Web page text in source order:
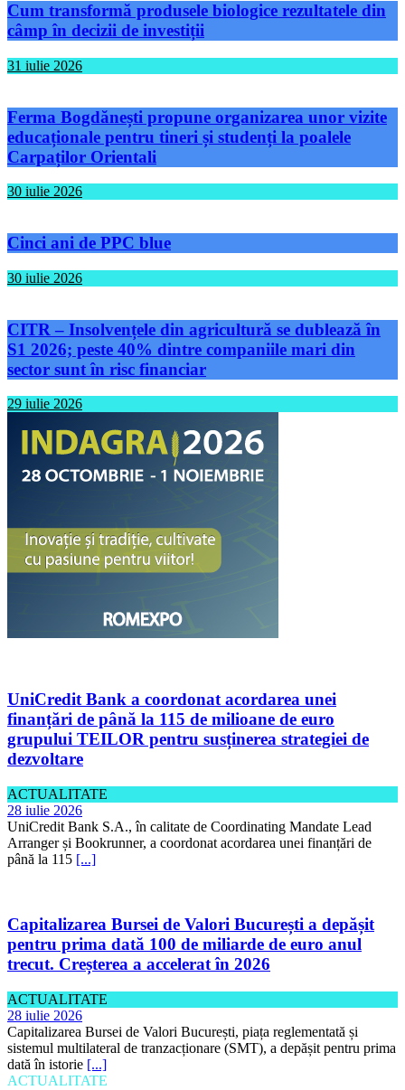
Cum transformă produsele biologice rezultatele din
câmp în decizii de investiții
31 iulie 2026
Ferma Bogdănești propune organizarea unor vizite
educaționale pentru tineri și studenți la poalele
Carpaților Orientali
30 iulie 2026
Cinci ani de PPC blue
30 iulie 2026
CITR – Insolvențele din agricultură se dublează în
S1 2026; peste 40% dintre companiile mari din
sector sunt în risc financiar
29 iulie 2026
UniCredit Bank a coordonat acordarea unei
finanțări de până la 115 de milioane de euro
grupului TEILOR pentru susținerea strategiei de
dezvoltare
ACTUALITATE
28 iulie 2026
UniCredit Bank S.A., în calitate de Coordinating Mandate Lead
Arranger și Bookrunner, a coordonat acordarea unei finanțări de
până la 115 [...]
Capitalizarea Bursei de Valori București a depășit
pentru prima dată 100 de miliarde de euro anul
trecut. Creșterea a accelerat în 2026
ACTUALITATE
28 iulie 2026
Capitalizarea Bursei de Valori București, piața reglementată și
sistemul multilateral de tranzacționare (SMT), a depășit pentru prima
dată în istorie [...]
ACTUALITATE